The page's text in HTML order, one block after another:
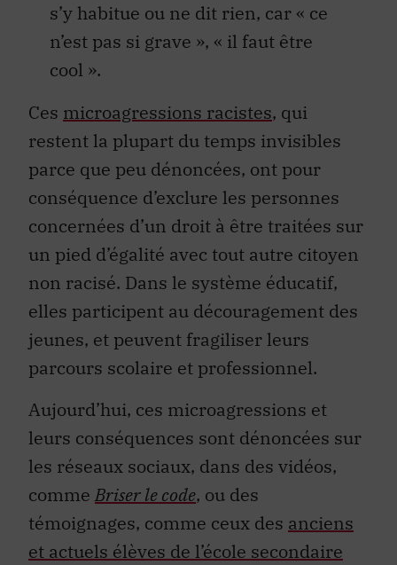
s’y habitue ou ne dit rien, car « ce
n’est pas si grave », « il faut être
cool ».
Ces microagressions racistes, qui
restent la plupart du temps invisibles
parce que peu dénoncées, ont pour
conséquence d’exclure les personnes
concernées d’un droit à être traitées sur
un pied d’égalité avec tout autre citoyen
non racisé. Dans le système éducatif,
elles participent au découragement des
jeunes, et peuvent fragiliser leurs
parcours scolaire et professionnel.
Aujourd’hui, ces microagressions et
leurs conséquences sont dénoncées sur
les réseaux sociaux, dans des vidéos,
comme Briser le code, ou des
témoignages, comme ceux des anciens
et actuels élèves de l’école secondaire